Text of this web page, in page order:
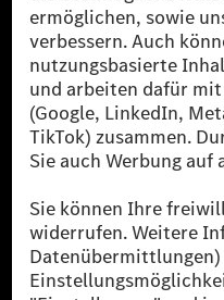
Die Mercedes-Benz
ist eines der
der Welt. Mit der
den größten Anbietern
und Vans. Die
Finanzierung, Leasing,
Flottenmanagement,
und Bezahlen, die
sowie innovative
Mehr erfahren